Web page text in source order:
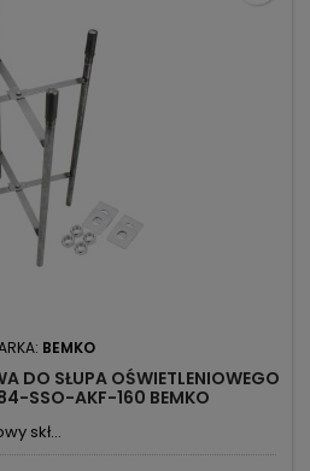
BEMKO
DO SŁUPA OŚWIETLENIOWEGO
SSO-AKF-160 BEMKO
skł...